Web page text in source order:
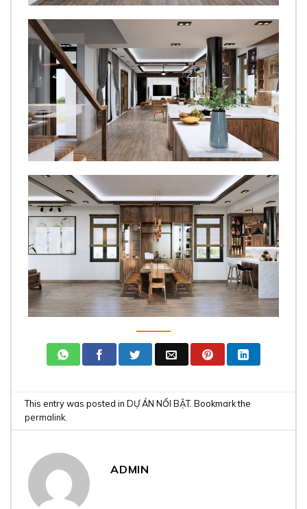
This entry was posted inDỰ ÁN NỔI BẬT. Bookmark the
permalink
ADMIN